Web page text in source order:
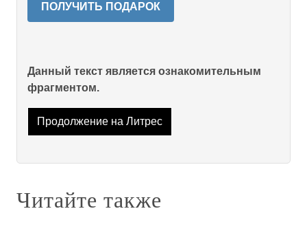
ПОЛУЧИТЬ ПОДАРОК
Данный текст является ознакомительным
фрагментом.
Продолжение на Литрес
Читайте также